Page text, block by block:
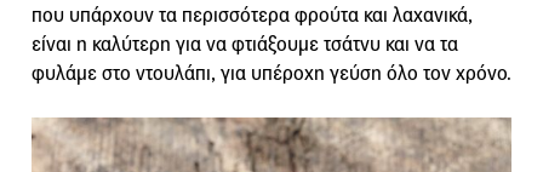
που υπάρχουν τα περισσότερα φρούτα και λαχανικά,
είναι η καλύτερη για να φτιάξουμε τσάτνυ και να τα
φυλάμε στο ντουλάπι, για υπέροχη γεύση όλο τον χρόνο.